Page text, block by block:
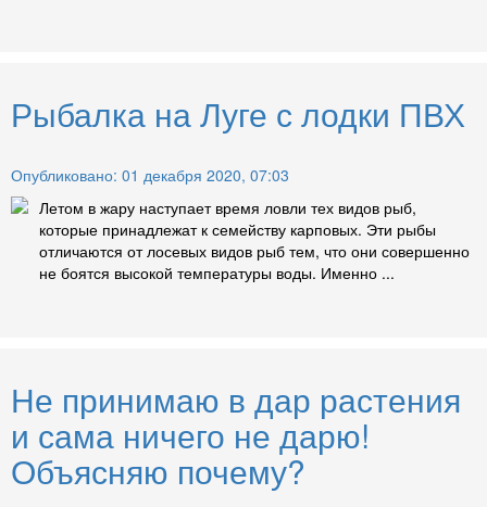
Рыбалка на Луге с лодки ПВХ
Опубликовано: 01 декабря 2020, 07:03
Летом в жару наступает время ловли тех видов рыб,
которые принадлежат к семейству карповых. Эти рыбы
отличаются от лосевых видов рыб тем, что они совершенно
не боятся высокой температуры воды. Именно ...
Не принимаю в дар растения
и сама ничего не дарю!
Объясняю почему?